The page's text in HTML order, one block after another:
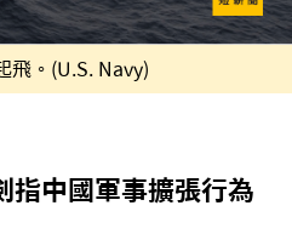
飛。(U.S. Navy)
指中國軍事擴張行為